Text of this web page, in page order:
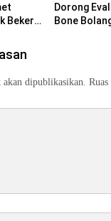
Bekerja
Dorong
Bone
dipublikasikan.